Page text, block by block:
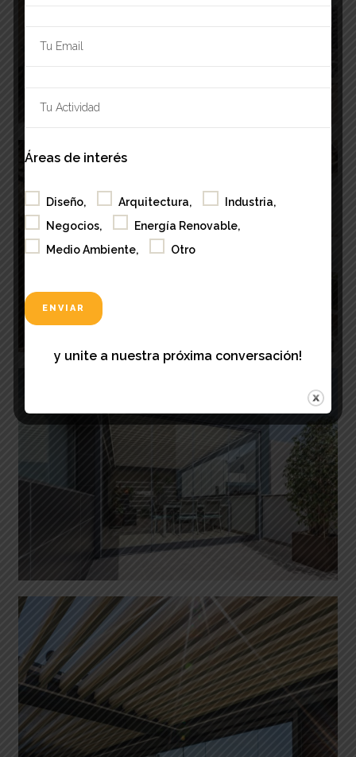
Áreas de interés
Diseño, Arquitectura,
Industria,
Negocios,
Energía Renovable,
Medio Ambiente,
Otro
y unite a nuestra próxima conversación!